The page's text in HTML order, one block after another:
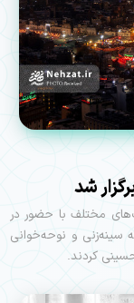
شد
مختلف با حضور در
سینه‌زنی و نوحه‌خوانی
کردند.